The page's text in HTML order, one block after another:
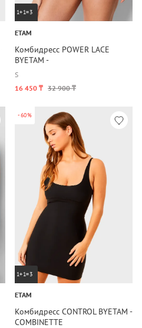
1+1=3
ETAM
Комбидресс POWER LACE
BYETAM -
S
16 450 ₸ 32 900 ₸
-60%
1+1=3
ETAM
Комбидресс CONTROL BYETAM -
COMBINETTE